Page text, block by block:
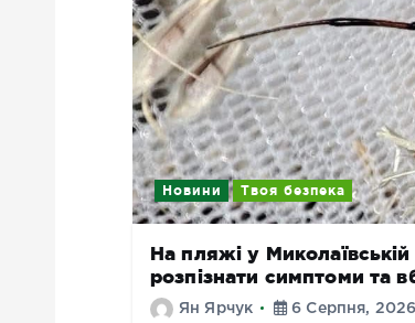
Новини Твоя безпека
На пляжі у
розпізнати симптоми та
Ян Ярчук 6 Серпня, 2026